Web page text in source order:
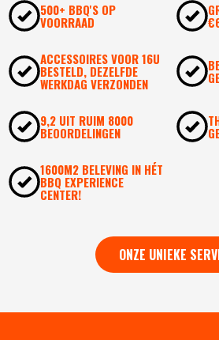
500+ BBQ'S OP
VOORRAAD
ACCESSOIRES VOOR 16U
BESTELD, DEZELFDE
WERKDAG VERZONDEN
9,2 UIT RUIM 8000
BEOORDELINGEN
1600M2 BELEVING IN HÉT
BBQ EXPERIENCE
CENTER!
ONZE UNIEKE